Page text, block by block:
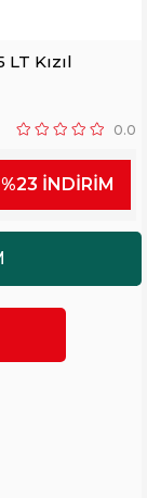
Kızıl
0.0
%23 İNDIRIM